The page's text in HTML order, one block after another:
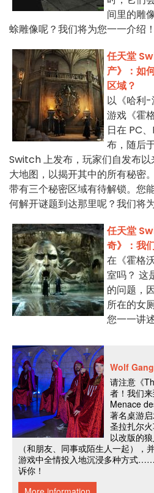
间里的雕
蜍雕像呢？我们将为您一一介绍！
任天堂
产》：如
区域？
以《哈利-
游戏《霍
日在 PC
布，随后
Switch 上发布，玩家们自发布
大地图，以揭开其中的所有秘密
带有三个秘密区域有待解锁。您
何解开谜题到达那里呢？我们将
任天堂
奇》：我
在《霍格
室吗？ 这
的问题，
所在的女
您一一讲